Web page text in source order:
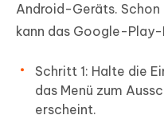
Ultimative
Play Dienst
Android-Geräts.
kann das Google-
Schritt 1: Halte die
das Menü zum
erscheint.